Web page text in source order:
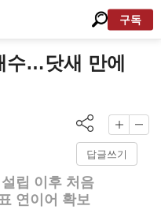
구독
수…닷새 만에
답글쓰기
립 이후 처음
연이어 확보